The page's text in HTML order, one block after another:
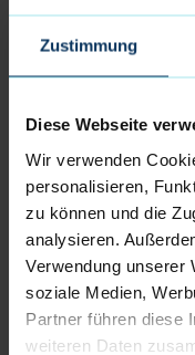
Zustimmung
Diese Webseite
Wir verwenden
personalisieren,
zu können und die
analysieren.
Verwendung unserer
soziale Medien,
Partner führen diese
weiteren Daten
Kita Trainer:in,
Schulliga
Deine Aufgaben
regelmäßige
von
Teilnahme am
(ca. 1-2 mal